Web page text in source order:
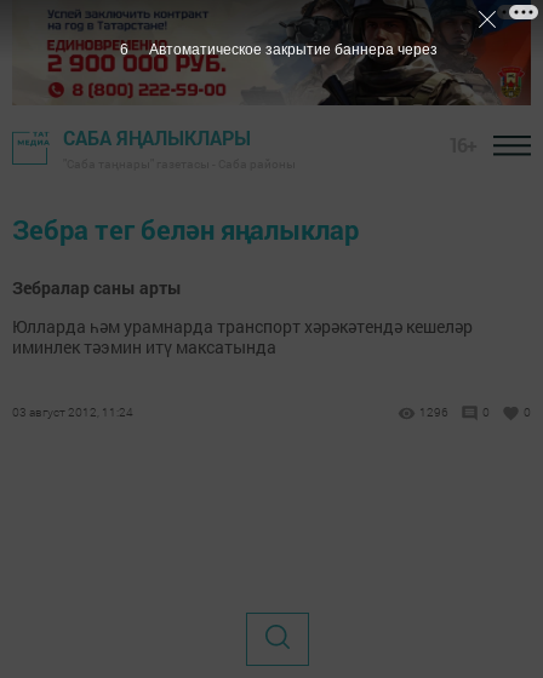
САБА ЯҢАЛЫКЛАРЫ
Зебра тег белән яңалыклар
Зебралар саны арты
Юлларда һәм урамнарда транспорт хәрәкәтендә кешеләр
иминлек тәэмин итү максатында
03 август 2012, 11:24 1296 0 0
6 Автоматическое закрытие баннера через